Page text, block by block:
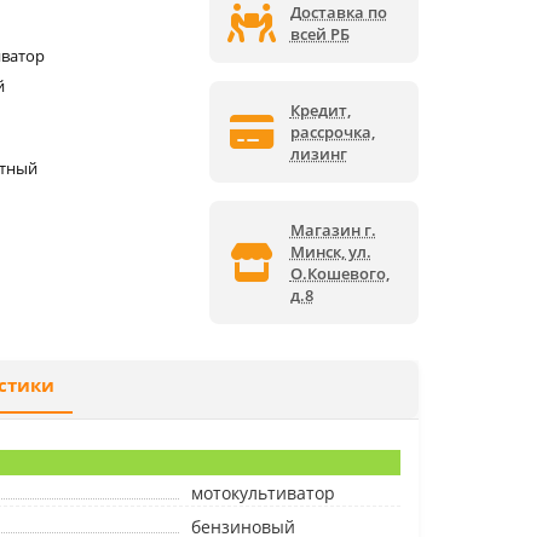
Доставка по
всей РБ
Кредит,
рассрочка,
лизинг
Магазин г.
Минск, ул.
О.Кошевого,
д.8
мотокультиватор
бензиновый